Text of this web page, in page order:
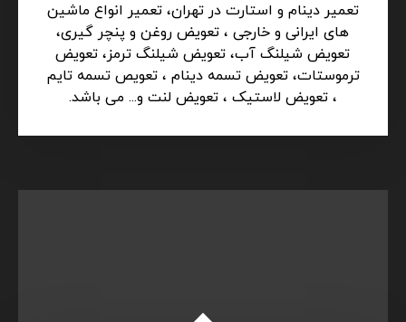
تعمیر دینام و استارت در تهران، تعمیر انواع ماشین
های ایرانی و خارجی ، تعویض روغن و پنچر گیری،
تعویض شیلنگ آب، تعویض شیلنگ ترمز، تعویض
ترموستات، تعویض تسمه دینام ، تعویص تسمه تایم
، تعویض لاستیک ، تعویض لنت و... می باشد.